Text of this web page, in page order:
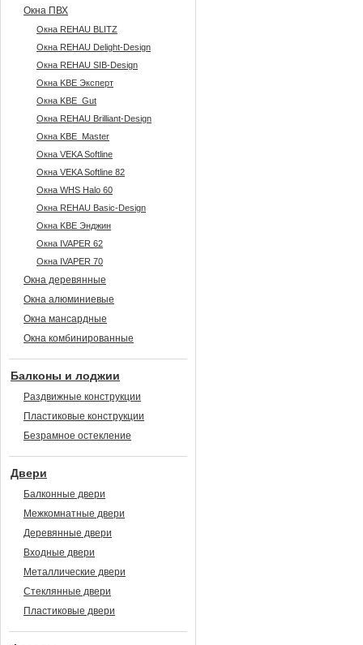
Окна ПВХ
Окна REHAU BLITZ
Окна REHAU Delight-Design
Окна REHAU SIB-Design
Окна KBE Эксперт
Окна KBE_Gut
Окна REHAU Brilliant-Design
Окна KBE_Master
Окна VEKA Softline
Окна VEKA Softline 82
Окна WHS Halo 60
Окна REHAU Basic-Design
Окна KBE Энджин
Окна IVAPER 62
Окна IVAPER 70
Окна деревянные
Окна алюминиевые
Окна мансардные
Окна комбинированные
Балконы и лоджии
Раздвижные конструкции
Пластиковые конструкции
Безрамное остекление
Двери
Балконные двери
Межкомнатные двери
Деревянные двери
Входные двери
Металлические двери
Стеклянные двери
Пластиковые двери